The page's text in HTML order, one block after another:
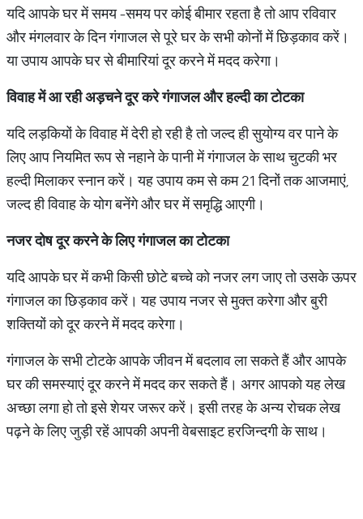
यदि आपके घर में समय -समय पर कोई बीमार रहता है तो आप रविवार
और मंगलवार के दिन गंगाजल से पूरे घर के सभी कोनों में छिड़काव करें।
या उपाय आपके घर से बीमारियां दूर करने में मदद करेगा।
विवाह में आ रही अड़चने दूर करे गंगाजल और हल्दी का टोटका
यदि लड़कियों के विवाह में देरी हो रही है तो जल्द ही सुयोग्य वर पाने के
लिए आप नियमित रूप से नहाने के पानी में गंगाजल के साथ चुटकी भर
हल्दी मिलाकर स्नान करें। यह उपाय कम से कम 21 दिनों तक आजमाएं,
जल्द ही विवाह के योग बनेंगे और घर में समृद्धि आएगी।
नजर दोष दूर करने के लिए गंगाजल का टोटका
यदि आपके घर में कभी किसी छोटे बच्चे को नजर लग जाए तो उसके ऊपर
गंगाजल का छिड़काव करें। यह उपाय नजर से मुक्त करेगा और बुरी
शक्तियों को दूर करने में मदद करेगा।
गंगाजल के सभी टोटके आपके जीवन में बदलाव ला सकते हैं और आपके
घर की समस्याएं दूर करने में मदद कर सकते हैं। अगर आपको यह लेख
अच्छा लगा हो तो इसे शेयर जरूर करें। इसी तरह के अन्य रोचक लेख
पढ़ने के लिए जुड़ी रहें आपकी अपनी वेबसाइट हरजिन्दगी के साथ।